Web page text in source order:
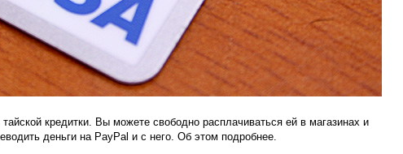
кредитки. Вы можете свободно расплачиваться ей в магазинах и
деньги на PayPal и с него. Об этом подробнее.